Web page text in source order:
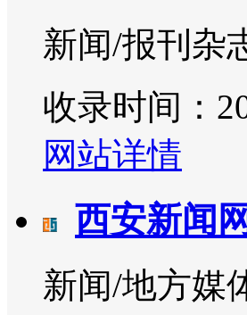
新闻/报刊杂
收录时间：
网站详情
西安新闻网
新闻/地方媒